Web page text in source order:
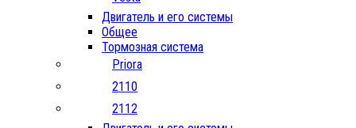
Двигатель и его системы
Общее
Тормозная система
Priora
2110
2112